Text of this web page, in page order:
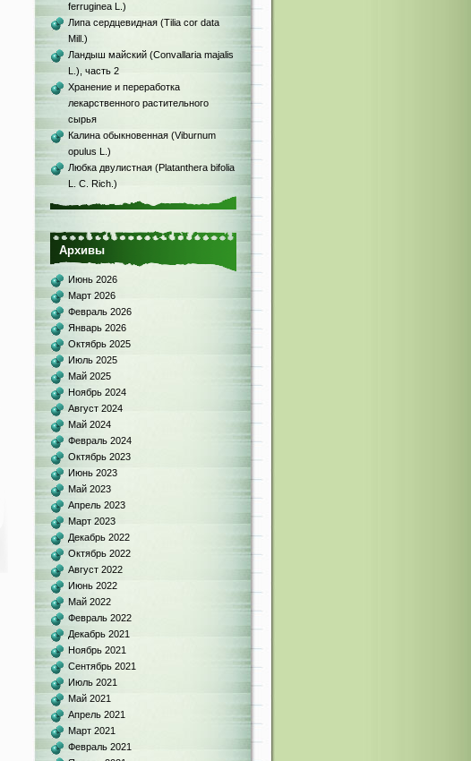
ferruginea L.)
Липа сердцевидная (Tilia cor data
Mill.)
Ландыш майский (Convallaria majalis
L.), часть 2
Хранение и переработка
лекарственного растительного
сырья
Калина обыкновенная (Viburnum
opulus L.)
Любка двулистная (Platanthera bifolia
L. С. Rich.)
Архивы
Июнь 2026
Март 2026
Февраль 2026
Январь 2026
Октябрь 2025
Июль 2025
Май 2025
Ноябрь 2024
Август 2024
Май 2024
Февраль 2024
Октябрь 2023
Июнь 2023
Май 2023
Апрель 2023
Март 2023
Декабрь 2022
Октябрь 2022
Август 2022
Июнь 2022
Май 2022
Февраль 2022
Декабрь 2021
Ноябрь 2021
Сентябрь 2021
Июль 2021
Май 2021
Апрель 2021
Март 2021
Февраль 2021